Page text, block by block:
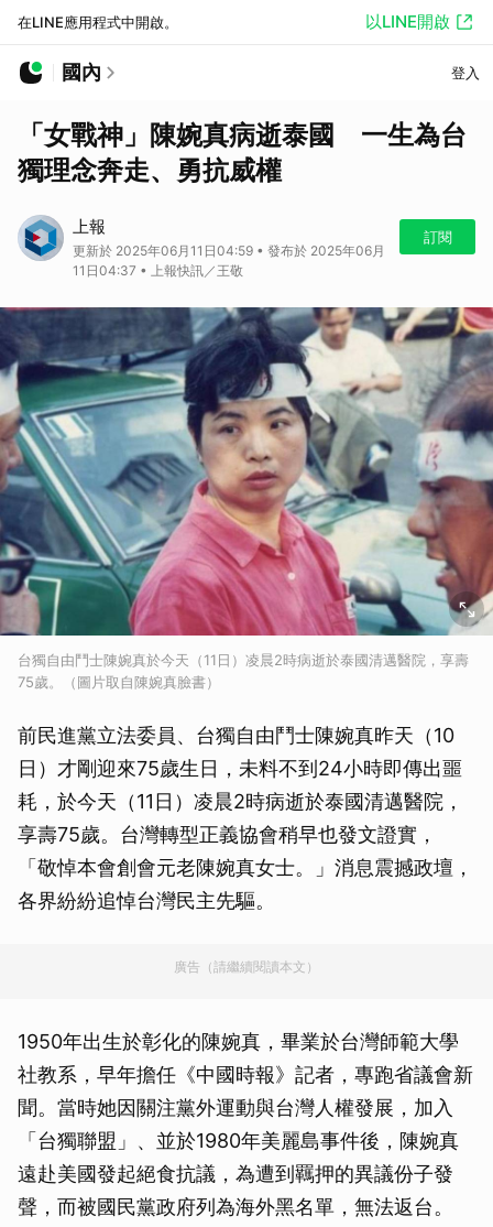
在LINE應用程式中開啟。 以LINE開啟
國內 登入
「女戰神」陳婉真病逝泰國 一生為台
獨理念奔走、勇抗威權
上報
更新於 2025年06月11日04:59 • 發布於 2025年06月
11日04:37 • 上報快訊／王敬
訂閱
台獨自由鬥士陳婉真於今天（11日）凌晨2時病逝於泰國清邁醫院，享壽
75歲。（圖片取自陳婉真臉書）
前民進黨立法委員、台獨自由鬥士陳婉真昨天（10
日）才剛迎來75歲生日，未料不到24小時即傳出噩
耗，於今天（11日）凌晨2時病逝於泰國清邁醫院，
享壽75歲。台灣轉型正義協會稍早也發文證實，
「敬悼本會創會元老陳婉真女士。」消息震撼政壇，
各界紛紛追悼台灣民主先驅。
廣告（請繼續閱讀本文）
1950年出生於彰化的陳婉真，畢業於台灣師範大學
社教系，早年擔任《中國時報》記者，專跑省議會新
聞。當時她因關注黨外運動與台灣人權發展，加入
「台獨聯盟」、並於1980年美麗島事件後，陳婉真
遠赴美國發起絕食抗議，為遭到羈押的異議份子發
聲，而被國民黨政府列為海外黑名單，無法返台。